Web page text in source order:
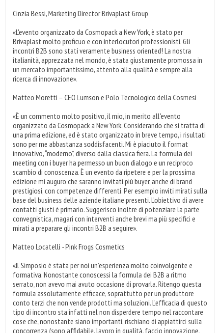
Cinzia Bessi, Marketing Director Brivaplast Group
«L'evento organizzato da Cosmopack a New York, è stato per
Brivaplast molto proficuo e con interlocutori professionisti. Gli
incontri B2B sono stati veramente business oriented! La nostra
italianità, apprezzata nel mondo, è stata giustamente promossa in
un mercato importantissimo, attento alla qualità e sempre alla
ricerca di innovazione».
Matteo Moretti – CEO Lumson e Polo Tecnologico della Cosmesi
«È un commento molto positivo, il mio, in merito all'evento
organizzato da Cosmopack a New York. Considerando che si tratta di
una prima edizione, ed è stato organizzato in breve tempo, i risultati
sono per me abbastanza soddisfacenti. Mi è piaciuto il format
innovativo, “moderno”, diverso dalla classica fiera. La formula dei
meeting con i buyer ha permesso un buon dialogo e un reciproco
scambio di conoscenza. È un evento da ripetere e per la prossima
edizione mi auguro che saranno invitati più buyer, anche di brand
prestigiosi, con competenze differenti. Per esempio inviti mirati sulla
base del business delle aziende italiane presenti. L’obiettivo di avere
contatti giusti è primario. Suggerisco inoltre di potenziare la parte
convegnistica, magari con interventi anche brevi ma più specifici e
mirati a preparare gli incontri B2B a seguire».
Matteo Locatelli - Pink Frogs Cosmetics
«Il Simposio è stata per noi un’esperienza molto coinvolgente e
formativa. Nonostante conoscessi la formula dei B2B a ritmo
serrato, non avevo mai avuto occasione di provarla. Ritengo questa
formula assolutamente efficace, soprattutto per un produttore
conto terzi che non vende prodotti ma soluzioni. L’efficacia di questo
tipo di incontro sta infatti nel non disperdere tempo nel raccontare
cose che, nonostante siano importanti, rischiano di appiattirci sulla
concorrenza (sono affidabile, lavoro in qualità, faccio innovazione,